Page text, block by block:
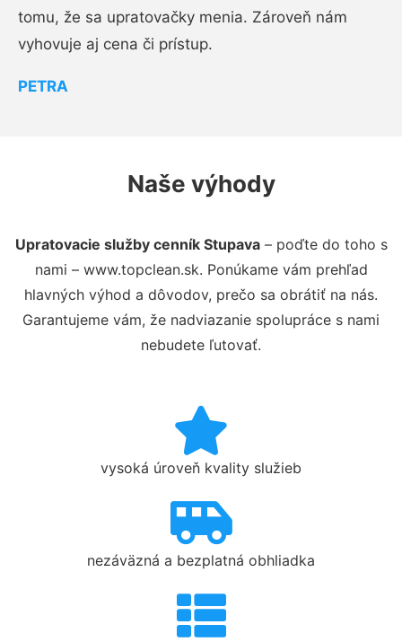
tomu, že sa upratovačky menia. Zároveň nám
vyhovuje aj cena či prístup.
PETRA
Naše výhody
Upratovacie služby cenník Stupava– poďte do toho s
nami – www.topclean.sk. Ponúkame vám prehľad
hlavných výhod a dôvodov, prečo sa obrátiť na nás.
Garantujeme vám, že nadviazanie spolupráce s nami
nebudete ľutovať.
vysoká úroveň kvality služieb
nezáväzná a bezplatná obhliadka